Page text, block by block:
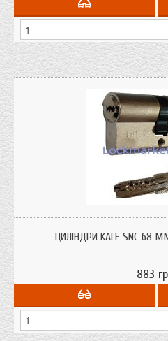
однорядний пін) корпус циліндра з
лідерів продажів замків і фурнітури в
ЦИЛІНДРИ KALE SNC 68
883